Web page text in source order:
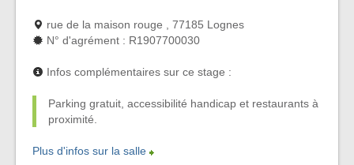
rue de la maison rouge , 77185 Lognes
N° d'agrément : R1907700030
Infos complémentaires sur ce stage :
Parking gratuit, accessibilité handicap et restaurants à
proximité.
Plus d'infos sur la salle